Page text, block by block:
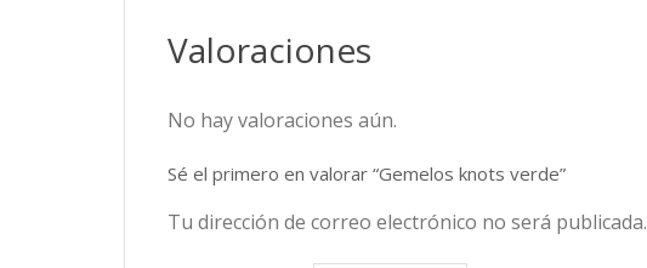
Valoraciones
No hay valoraciones aún.
Sé el primero en valorar “Gemelos knots verde”
Tu dirección de correo electrónico no será publicada.